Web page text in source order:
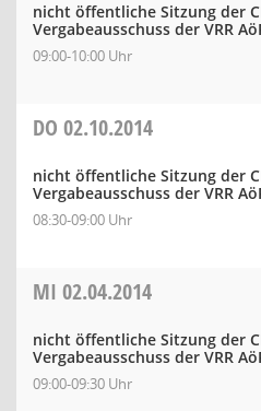
nicht öffentliche Sitzung der
Vergabeausschuss der VRR
09:00-10:00 Uhr
DO 02.10.2014
nicht öffentliche Sitzung der
Vergabeausschuss der VRR
08:30-09:00 Uhr
MI 02.04.2014
nicht öffentliche Sitzung der
Vergabeausschuss der VRR
09:00-09:30 Uhr